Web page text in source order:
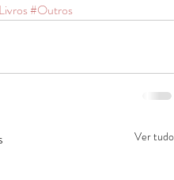
#Outros
Ver tudo